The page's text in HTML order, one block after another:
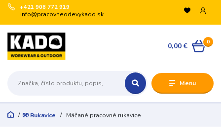
Menu
+421 908 772 919
info@pracovneodevykado.sk
0
0,00 €
🧤 Rukavice Máčané pracovné rukavice